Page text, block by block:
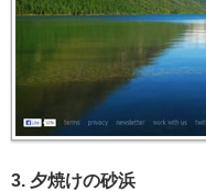
3. 夕焼けの砂浜